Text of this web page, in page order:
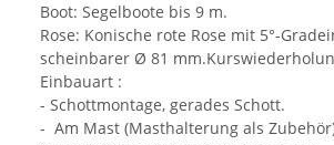
Boot: Segelboote bis 9 m.
Rose: Konische rote Rose mit 5°-
scheinbarer Ø 81
Einbauart :
- Schottmontage, gerades Schott.
- Am Mast (Masthalterung als